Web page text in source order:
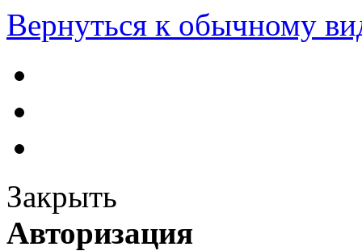
Вернуться к обычному
Закрыть
Авторизация